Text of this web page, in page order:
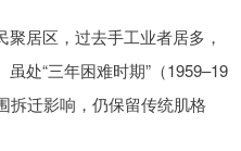
居区，过去手工业者居多，
处“三年困难时期”（1959–19
拆迁影响，仍保留传统肌格